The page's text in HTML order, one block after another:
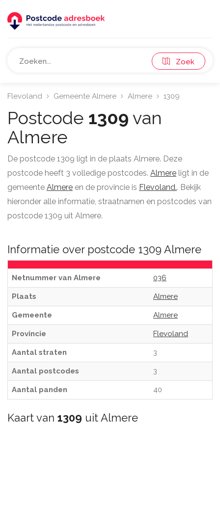
Zoek
Flevoland Gemeente Almere Almere 1309
Postcode 1309 van
Almere
De postcode 1309 ligt in de plaats Almere. Deze
postcode heeft 3 volledige postcodes. Almere ligt in de
gemeente Almere en de provincie is Flevoland.. Bekijk
hieronder alle informatie, straatnamen en postcodes van
postcode 1309 uit Almere.
Informatie over postcode 1309 Almere
Netnummer van Almere 036
Plaats Almere
Gemeente Almere
Provincie Flevoland
Aantal straten 3
Aantal postcodes 3
Aantal panden 40
Kaart van 1309 uit Almere